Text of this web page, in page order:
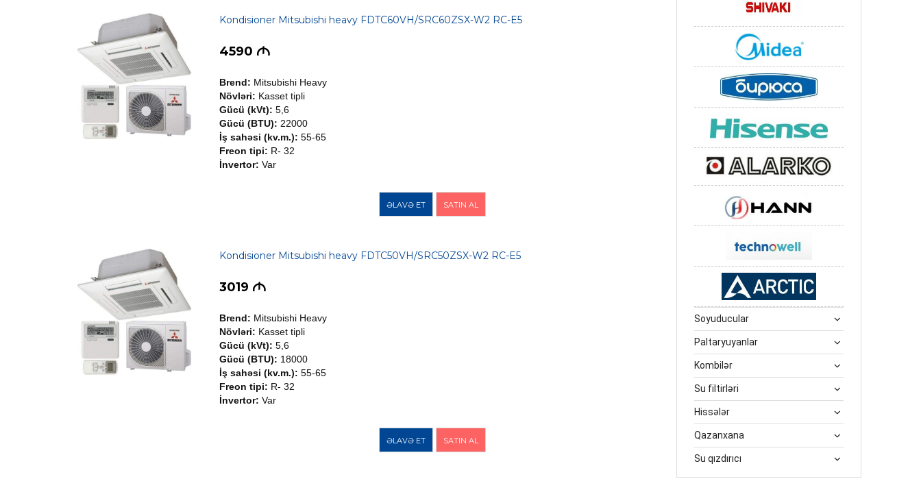
Kondisioner Mitsubishi heavy FDTC60VH/SRC60ZSX-W2 RC-E5
4590 M
Brend: Mitsubishi Heavy
Növləri: Kasset tipli
Gücü (kVt): 5,6
Gücü (BTU): 22000
İş sahəsi (kv.m.): 55-65
Freon tipi: R- 32
İnvertor: Var
ƏLAVƏ ET SATIN AL
Kondisioner Mitsubishi heavy FDTC50VH/SRC50ZSX-W2 RC-E5
3019 M
Brend: Mitsubishi Heavy
Növləri: Kasset tipli
Gücü (kVt): 5,6
Gücü (BTU): 18000
İş sahəsi (kv.m.): 55-65
Freon tipi: R- 32
İnvertor: Var
ƏLAVƏ ET SATIN AL
Soyuducular
Paltaryuyanlar
Kombilər
Su filtirləri
Hissələr
Qazanxana
Su qızdırıcı